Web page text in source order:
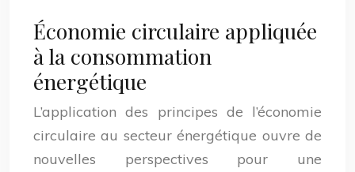
Économie circulaire appliquée
à la consommation
énergétique
L’application des principes de l’économie
circulaire au secteur énergétique ouvre de
nouvelles perspectives pour une